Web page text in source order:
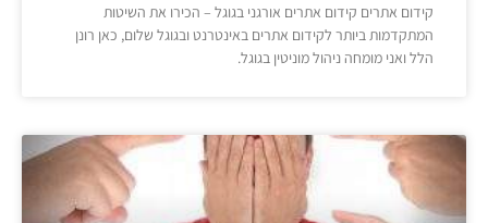
קידום אתרים קידום אתרים אורגני בגוגל – הכירו את השיטות
המתקדמות ביותר לקידום אתרים באינטרנט ובגוגל שלום, כאן רונן
הלל ואני מומחה ניהול מוניטין בגוגל.